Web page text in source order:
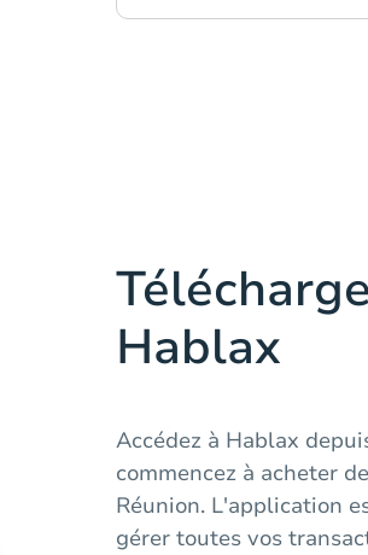
Hablax
Accédez à Hablax
commencez à acheter
Réunion. L'application
gérer toutes vos